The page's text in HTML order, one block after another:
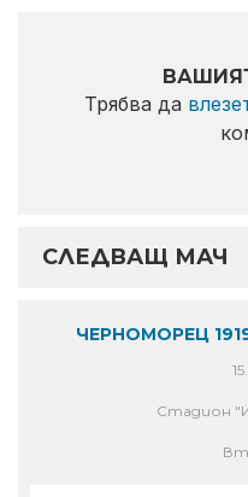
Трябва да
СЛЕДВАЩ МАЧ
ЧЕРНОМОРЕЦ
Стадион